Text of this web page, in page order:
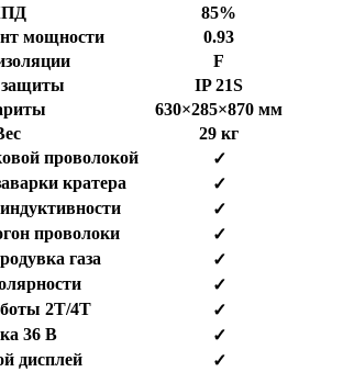
85%
мощности
0.93
F
защиты
IP 21S
630×285×870 мм
29 кг
проволокой
✓
кратера
✓
✓
проволоки
✓
газа
✓
✓
2Т/4Т
✓
36 В
✓
дисплей
✓